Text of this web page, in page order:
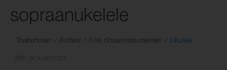
sopraanukelele
Toebehoren Koffers Folk Snaarinstrumenten Ukulele